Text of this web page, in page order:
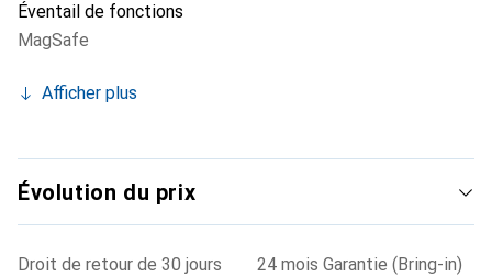
Éventail de fonctions
MagSafe
Afficher plus
Évolution du prix
Droit de retour de 30 jours
24 mois Garantie (Bring-in)